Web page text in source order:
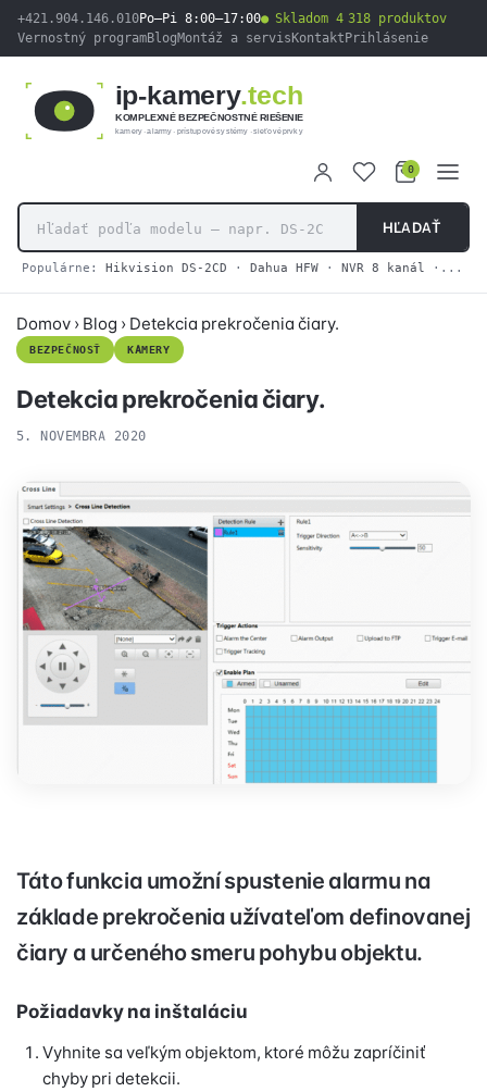
obsah
+421.904.146.010Po–Pi 8:00–17:00
Skladom 4 318 produktov
Vernostný programBlogMontáž a servisKontaktPrihlásenie
ip-kamery.tech
KOMPLEXNÉ BEZPEČNOSTNÉ RIEŠENIE
kamery · alarmy · prístupové systémy · sieťové prvky
HĽADAŤ
Populárne: Hikvision DS-2CD · Dahua HFW · NVR 8 kanál · 2N IP
0
Domov›Blog ›Detekcia prekročenia čiary.
BEZPEČNOSŤ KAMERY
Detekcia prekročenia čiary.
5. NOVEMBRA 2020
Táto funkcia umožní spustenie alarmu na
základe prekročenia užívateľom definovanej
čiary a určeného smeru pohybu objektu.
Požiadavky na inštaláciu
Vyhnite sa veľkým objektom, ktoré môžu zapríčiniť
chyby pri detekcii.